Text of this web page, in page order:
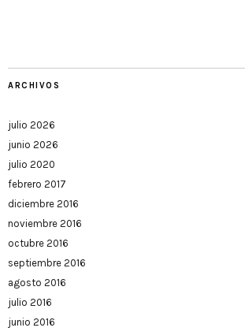
ARCHIVOS
julio 2026
junio 2026
julio 2020
febrero 2017
diciembre 2016
noviembre 2016
octubre 2016
septiembre 2016
agosto 2016
julio 2016
junio 2016